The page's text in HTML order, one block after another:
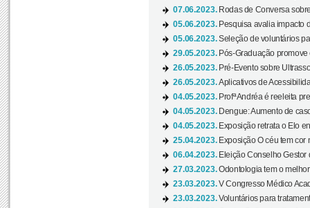
07.06.2023. Rodas de Conversa
05.06.2023. Pesquisa avalia impacto
05.06.2023.Seleção de voluntários
29.05.2023. Pós-Graduação
26.05.2023. Pré-Evento sobre
26.05.2023.Aplicativos de
04.05.2023. Profª Andréa é reeleita
04.05.2023. Dengue: Aumento de
04.05.2023. Exposição retrata o Elo
25.04.2023. Exposição O céu tem cor
06.04.2023. Eleição Conselho Gestor
27.03.2023.Odontologia tem o
23.03.2023.V Congresso Médico
23.03.2023.Voluntários para